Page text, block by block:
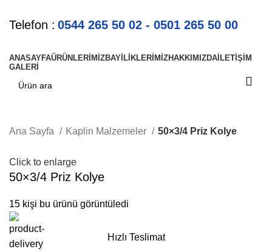
Telefon : 0544 265 50 02 - 0501 265 50 00
ANASAYFAÜRÜNLERIMIZBAYILIKLERIMIZHAKKIMIZDA İLETIŞIM
GALERI
Ana Sayfa Kaplin Malzemeler 50×3/4 Priz Kolye
Click to enlarge
50×3/4 Priz Kolye
15 kişi bu ürünü görüntüledi
Hızlı Teslimat